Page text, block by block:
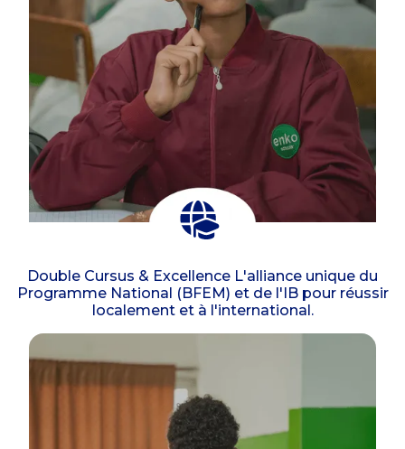
Double Cursus & Excellence L'alliance unique du
Programme National (BFEM) et de l'IB pour réussir
localement et à l'international.